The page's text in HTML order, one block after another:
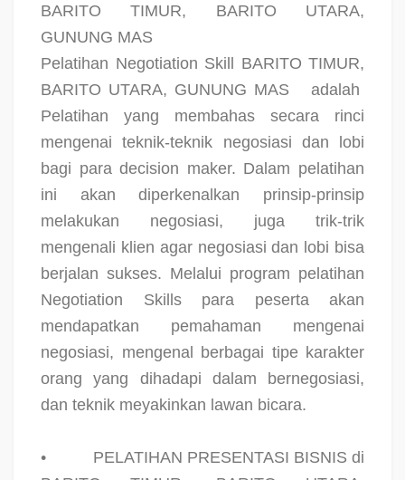
BARITO TIMUR, BARITO UTARA,
GUNUNG MAS
Pelatihan Negotiation Skill BARITO TIMUR,
BARITO UTARA, GUNUNG MAS
adalah
Pelatihan yang membahas secara rinci
mengenai teknik-teknik negosiasi dan lobi
bagi para decision maker. Dalam pelatihan
ini akan diperkenalkan prinsip-prinsip
melakukan negosiasi, juga trik-trik
mengenali klien agar negosiasi dan lobi bisa
berjalan sukses. Melalui program pelatihan
Negotiation Skills para peserta akan
mendapatkan pemahaman mengenai
negosiasi, mengenal berbagai tipe karakter
orang yang dihadapi dalam bernegosiasi,
dan teknik meyakinkan lawan bicara.
•
PELATIHAN PRESENTASI BISNIS di